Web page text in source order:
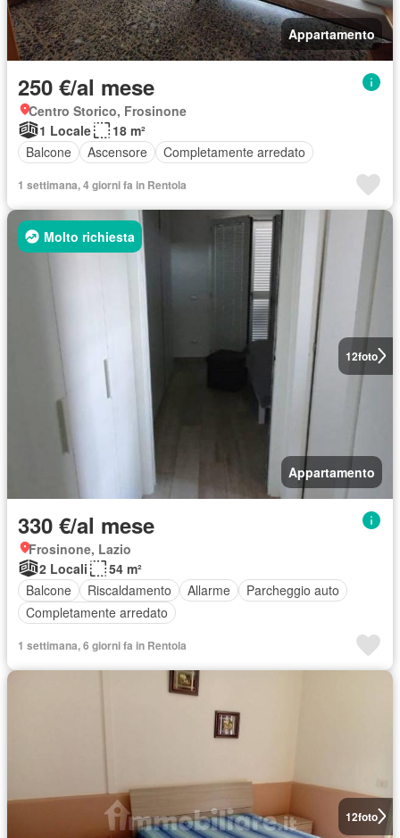
Appartamento
250 €/al mese
Centro Storico, Frosinone
1 Locale
18 m²
Balcone
Ascensore Completamente arredato
1 settimana, 4 giorni fa in Rentola
12foto
Molto richiesta
Appartamento
330 €/al mese
Frosinone, Lazio
2 Locali
54 m²
Balcone
Riscaldamento Allarme
Parcheggio auto
Completamente arredato
1 settimana, 6 giorni fa in Rentola
12foto